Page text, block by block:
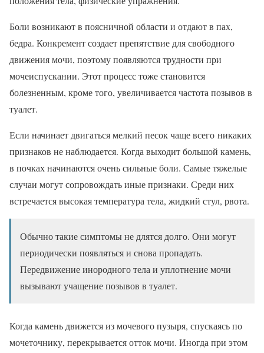
Боли возникают в поясничной области и отдают в пах,
бедра. Конкремент создает препятствие для свободного
движения мочи, поэтому появляются трудности при
мочеиспускании. Этот процесс тоже становится
болезненным, кроме того, увеличивается частота позывов в
туалет.
Если начинает двигаться мелкий песок чаще всего никаких
признаков не наблюдается. Когда выходит большой камень,
в почках начинаются очень сильные боли. Самые тяжелые
случаи могут сопровождать иные признаки. Среди них
встречается высокая температура тела, жидкий стул, рвота.
Обычно такие симптомы не длятся долго. Они могут
периодически появляться и снова пропадать.
Передвижение инородного тела и уплотнение мочи
вызывают учащение позывов в туалет.
Когда камень движется из мочевого пузыря, спускаясь по
мочеточнику, перекрывается отток мочи. Иногда при этом